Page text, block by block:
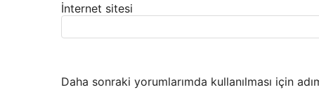
İnternet sitesi
Daha sonraki yorumlarımda kullanılması için